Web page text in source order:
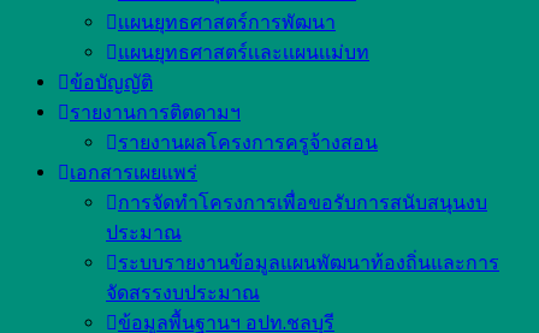
เเผนยุทธศาสตร์การพัฒนา
แผนยุทธศาสตร์เเละเเผนเเม่บท
ข้อบัญญัติ
รายงานการติตดามฯ
รายงานผลโครงการครูจ้างสอน
เอกสารเผยแพร่
การจัดทำโครงการเพื่อขอรับการสนับสนุนงบ
ประมาณ
ระบบรายงานข้อมูลแผนพัฒนาท้องถิ่นและการ
จัดสรรงบประมาณ
ข้อมูลพื้นฐานฯ อปท.ชลบุรี